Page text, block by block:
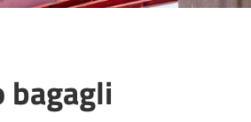
bagagli